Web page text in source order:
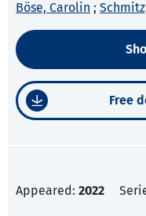
Böse, Carolin ;
Free
Appeared: 2022